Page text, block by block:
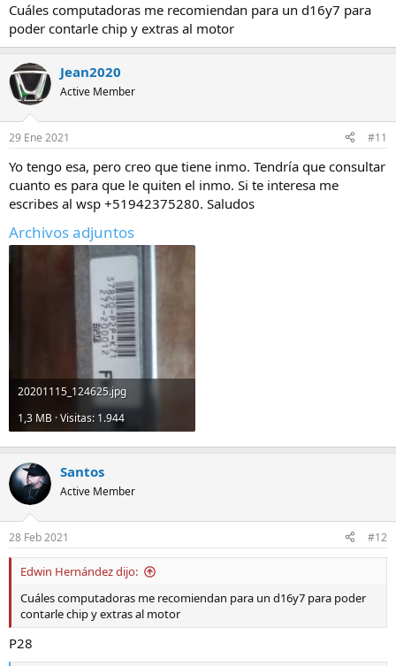
Cuáles computadoras me recomiendan para un d16y7 para
poder contarle chip y extras al motor
Jean2020
Active Member
29 Ene 2021 #11
Yo tengo esa, pero creo que tiene inmo. Tendría que consultar
cuanto es para que le quiten el inmo. Si te interesa me
escribes al wsp +51942375280. Saludos
Archivos adjuntos
20201115_124625.jpg
1,3 MB · Visitas: 1.944
Santos
Active Member
28 Feb 2021 #12
Edwin Hernández dijo:
Cuáles computadoras me recomiendan para un d16y7 para poder
contarle chip y extras al motor
P28